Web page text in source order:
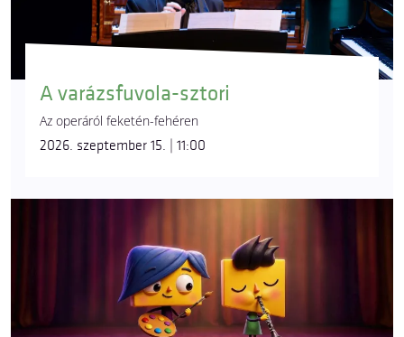
A varázsfuvola-sztori
Az operáról feketén-fehéren
2026. szeptember 15. | 11:00